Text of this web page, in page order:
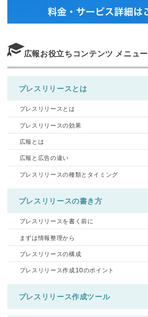
広報お役立ちコンテンツ メニュー
プレスリリースとは
プレスリリースとは
プレスリリースの効果
広報とは
広報と広告の違い
プレスリリースの種類とタイミング
プレスリリースの書き方
プレスリリースを書く前に
まずは情報整理から
プレスリリースの構成
プレスリリース作成10のポイント
プレスリリース作成ツール